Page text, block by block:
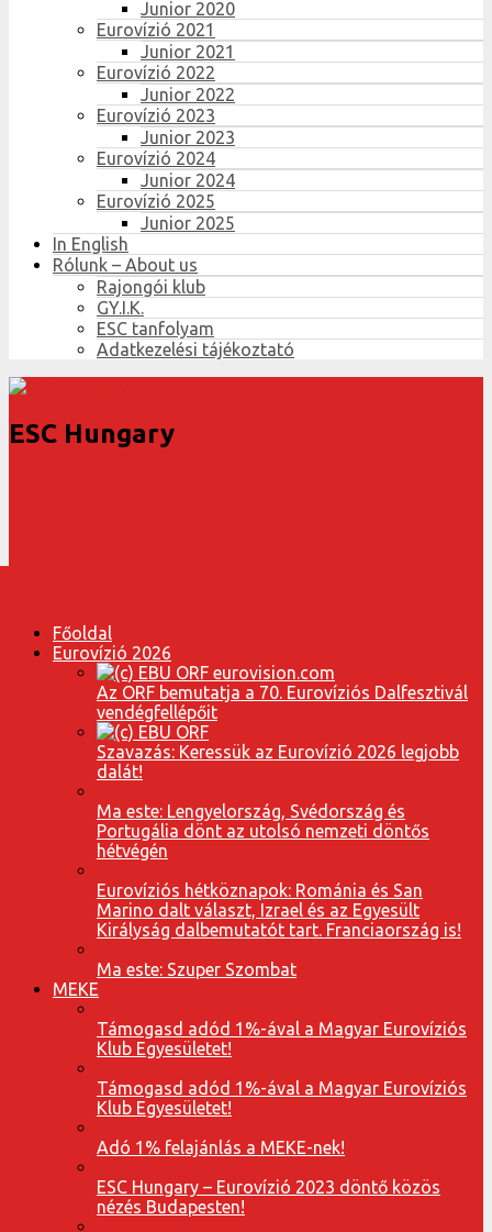
Junior 2020
Eurovízió 2021
Junior 2021
Eurovízió 2022
Junior 2022
Eurovízió 2023
Junior 2023
Eurovízió 2024
Junior 2024
Eurovízió 2025
Junior 2025
In English
Rólunk – About us
Rajongói klub
GY.I.K.
ESC tanfolyam
Adatkezelési tájékoztató
ESC Hungary
Főoldal
Eurovízió 2026
Az ORF bemutatja a 70. Eurovíziós Dalfesztivál
vendégfellépőit
Szavazás: Keressük az Eurovízió 2026 legjobb
dalát!
Ma este: Lengyelország, Svédország és
Portugália dönt az utolsó nemzeti döntős
hétvégén
Eurovíziós hétköznapok: Románia és San
Marino dalt választ, Izrael és az Egyesült
Királyság dalbemutatót tart. Franciaország is!
Ma este: Szuper Szombat
MEKE
Támogasd adód 1%-ával a Magyar Eurovíziós
Klub Egyesületet!
Támogasd adód 1%-ával a Magyar Eurovíziós
Klub Egyesületet!
Adó 1% felajánlás a MEKE-nek!
ESC Hungary – Eurovízió 2023 döntő közös
nézés Budapesten!